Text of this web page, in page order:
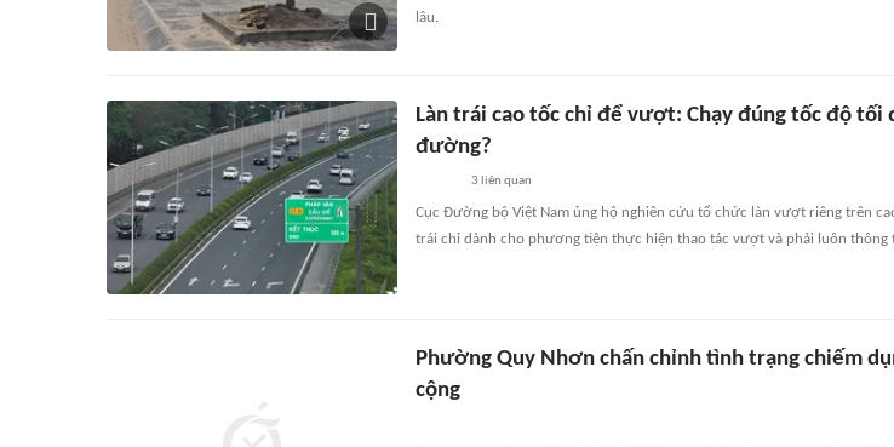
lâu.
Làn trái cao tốc chỉ để vượt: Chạy đúng tốc độ tối
đường?
3 liên quan
Cục Đường bộ Việt Nam ủng hộ nghiên cứu tổ chức làn vượt riêng trên
trái chỉ dành cho phương tiện thực hiện thao tác vượt và phải luôn thông
Phường Quy Nhơn chấn chỉnh tình trạng chiếm
cộng